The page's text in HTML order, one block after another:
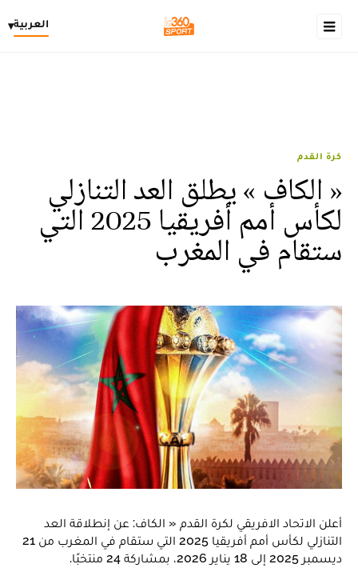
العربية▾
كرة القدم
« الكاف » يطلق العد التنازلي
لكأس أمم أفريقيا 2025 التي
ستقام في المغرب
أعلن الاتحاد الافريقي لكرة القدم « الكاف: عن إنطلاقة العد
التنازلي لكأس أمم أفريقيا 2025 التي ستقام في المغرب من 21
ديسمبر 2025 إلى 18 يناير 2026، بمشاركة 24 منتخبًا.